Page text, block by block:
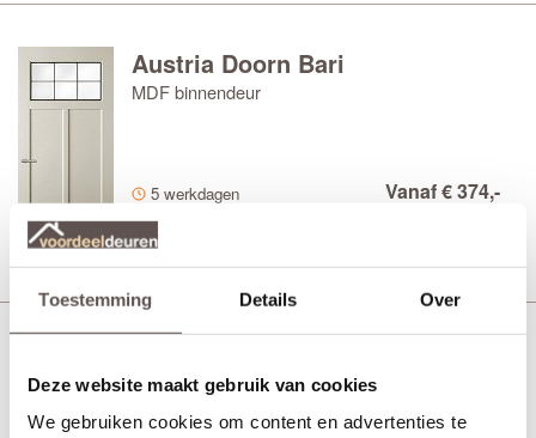
Toestemming Details Over
Deze website maakt gebruik van cookies
We gebruiken cookies om content en advertenties te
Austria Doorn Bari
MDF binnendeur
5 werkdagen Vanaf € 374,-
MDF binnendeur